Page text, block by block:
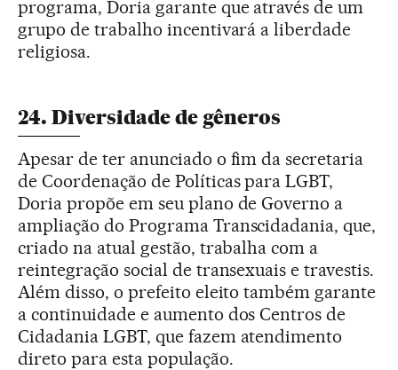
programa, Doria garante que através de um
grupo de trabalho incentivará a liberdade
religiosa.
24. Diversidade de gêneros
Apesar de ter anunciado o fim da secretaria
de Coordenação de Políticas para LGBT,
Doria propõe em seu plano de Governo a
ampliação do Programa Transcidadania, que,
criado na atual gestão, trabalha com a
reintegração social de transexuais e travestis.
Além disso, o prefeito eleito também garante
a continuidade e aumento dos Centros de
Cidadania LGBT, que fazem atendimento
direto para esta população.